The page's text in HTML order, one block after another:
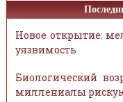
Новое открытие:
уязвимость
Биологический
миллениалы